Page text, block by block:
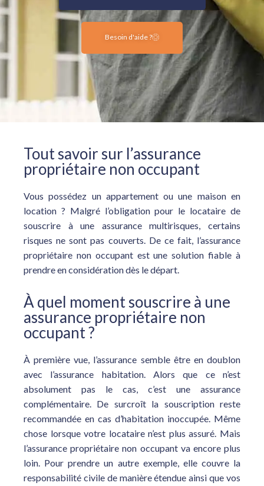
Besoin d'aide ?
Tout savoir sur l’assurance
propriétaire non occupant
Vous possédez un appartement ou une maison en
location ? Malgré l’obligation pour le locataire de
souscrire à une assurance multirisques, certains
risques ne sont pas couverts. De ce fait, l’assurance
propriétaire non occupant est une solution fiable à
prendre en considération dès le départ.
À quel moment souscrire à une
assurance propriétaire non
occupant ?
À première vue, l’assurance semble être en doublon
avec l’assurance habitation. Alors que ce n’est
absolument pas le cas, c’est une assurance
complémentaire. De surcroît la souscription reste
recommandée en cas d’habitation inoccupée. Même
chose lorsque votre locataire n’est plus assuré. Mais
l’assurance propriétaire non occupant va encore plus
loin. Pour prendre un autre exemple, elle couvre la
responsabilité civile de manière étendue ainsi que vos